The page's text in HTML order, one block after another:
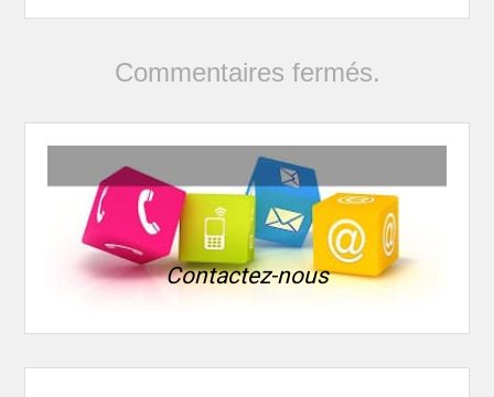
Commentaires fermés.
Contactez-nous